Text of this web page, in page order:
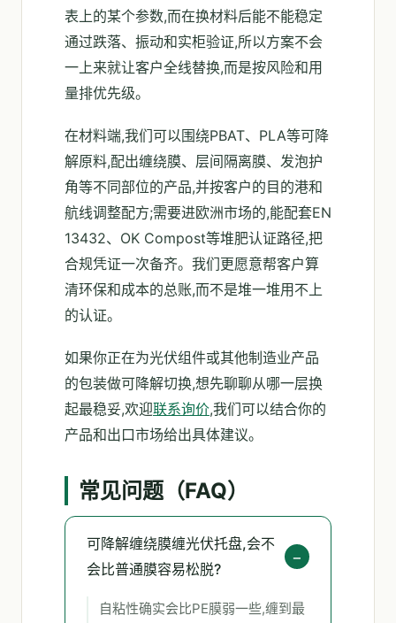
表上的某个参数,而在换材料后能不能稳定
通过跌落、振动和实柜验证,所以方案不会
一上来就让客户全线替换,而是按风险和用
量排优先级。
在材料端,我们可以围绕PBAT、PLA等可降
解原料,配出缠绕膜、层间隔离膜、发泡护
角等不同部位的产品,并按客户的目的港和
航线调整配方;需要进欧洲市场的,能配套EN
13432、OK Compost等堆肥认证路径,把
合规凭证一次备齐。我们更愿意帮客户算
清环保和成本的总账,而不是堆一堆用不上
的认证。
如果你正在为光伏组件或其他制造业产品
的包装做可降解切换,想先聊聊从哪一层换
起最稳妥,欢迎联系询价,我们可以结合你的
产品和出口市场给出具体建议。
常见问题（FAQ）
可降解缠绕膜缠光伏托盘,会不
会比普通膜容易松脱?
自粘性确实会比PE膜弱一些,缠到最